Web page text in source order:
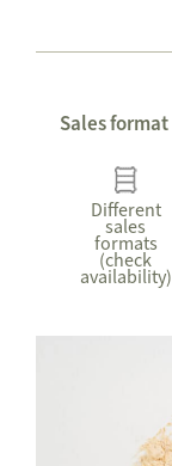
Sales format
Different
sales
formats
(check
availability)